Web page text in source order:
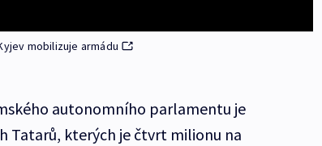
mobilizuje armádu
autonomního parlamentu je
Tatarů, kterých je čtvrt milionu na